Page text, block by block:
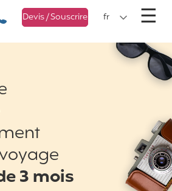
Voyages
1 74 85 50 50
Devis / Souscrire fr ☰
3 mois